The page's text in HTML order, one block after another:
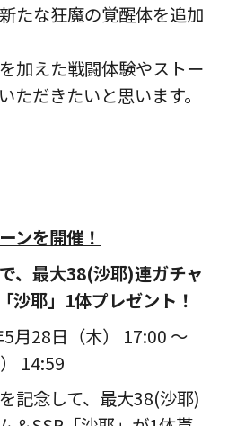
たな狂魔の覚醒体を追加
加えた戦闘体験やストー
ただきたいと思います。
ンを開催！
、最大38(沙耶)連ガチャ
沙耶」1体プレゼント ！
5月28日（木） 17:00 ～
14:59
記念して、最大38(沙耶)